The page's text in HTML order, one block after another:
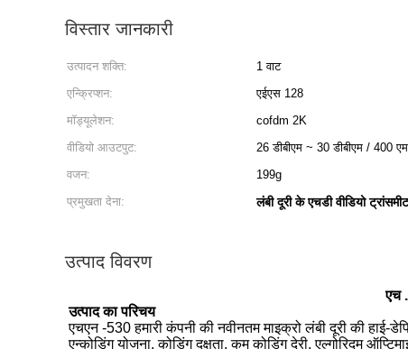
विस्तार जानकारी
उत्पादन शक्ति: 1 वाट
एन्क्रिप्शन:
एईएस 128
मॉड्यूलेशन:
cofdm 2K
वीडियो आउटपुट:
26 डीबीएम ~ 30 डीबीएम / 400
वजन:
199g
प्रमुखता देना:
लंबी दूरी के एचडी वीडियो
उत्पाद विवरण
एच
उत्पाद का परिचय
एचएन -530 हमारी कंपनी की नवीनतम माइक्रो लंबी दूरी की
एन्कोडिंग योजना, कोडिंग दक्षता, कम कोडिंग देरी, एल्गोरिदम